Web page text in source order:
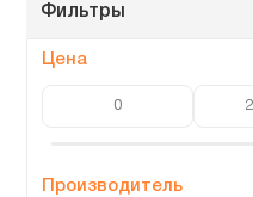
Фильтры
Цена
Производитель